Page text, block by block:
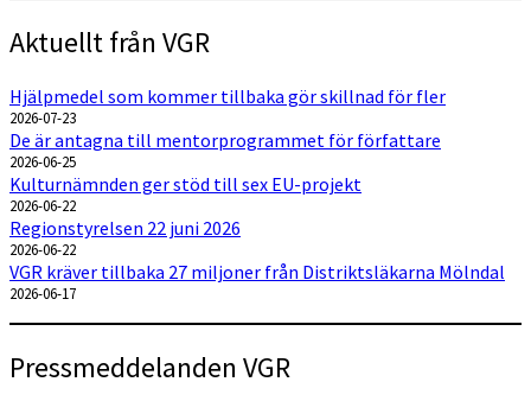
Aktuellt från VGR
Hjälpmedel som kommer tillbaka gör skillnad för fler
2026-07-23
De är antagna till mentorprogrammet för författare
2026-06-25
Kulturnämnden ger stöd till sex EU-projekt
2026-06-22
Regionstyrelsen 22 juni 2026
2026-06-22
VGR kräver tillbaka 27 miljoner från Distriktsläkarna Mölndal
2026-06-17
Pressmeddelanden VGR